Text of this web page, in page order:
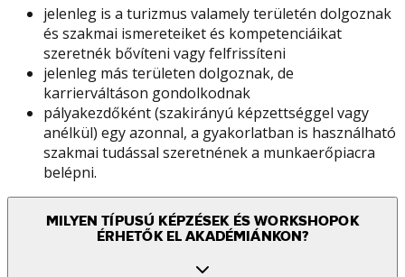
jelenleg is a turizmus valamely területén dolgoznak
és szakmai ismereteiket és kompetenciáikat
szeretnék bővíteni vagy felfrissíteni
jelenleg más területen dolgoznak, de
karrierváltáson gondolkodnak
pályakezdőként (szakirányú képzettséggel vagy
anélkül) egy azonnal, a gyakorlatban is használható
szakmai tudással szeretnének a munkaerőpiacra
belépni.
MILYEN TÍPUSÚ KÉPZÉSEK ÉS WORKSHOPOK
ÉRHETŐK EL AKADÉMIÁNKON?